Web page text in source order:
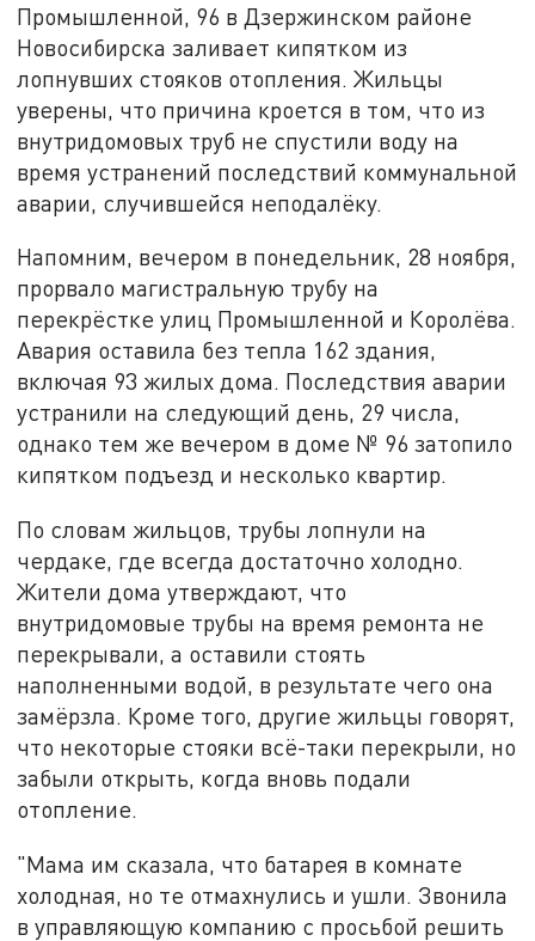
Промышленной, 96 в Дзержинском районе
Новосибирска заливает кипятком из
лопнувших стояков отопления. Жильцы
уверены, что причина кроется в том, что из
внутридомовых труб не спустили воду на
время устранений последствий коммунальной
аварии, случившейся неподалёку.
Напомним, вечером в понедельник, 28 ноября,
прорвало магистральную трубу на
перекрёстке улиц Промышленной и Королёва.
Авария оставила без тепла 162 здания,
включая 93 жилых дома. Последствия аварии
устранили на следующий день, 29 числа,
однако тем же вечером в доме № 96 затопило
кипятком подъезд и несколько квартир.
По словам жильцов, трубы лопнули на
чердаке, где всегда достаточно холодно.
Жители дома утверждают, что
внутридомовые трубы на время ремонта не
перекрывали, а оставили стоять
наполненными водой, в результате чего она
замёрзла. Кроме того, другие жильцы говорят,
что некоторые стояки всё-таки перекрыли, но
забыли открыть, когда вновь подали
отопление.
"Мама им сказала, что батарея в комнате
холодная, но те отмахнулись и ушли. Звонила
в управляющую компанию с просьбой решить